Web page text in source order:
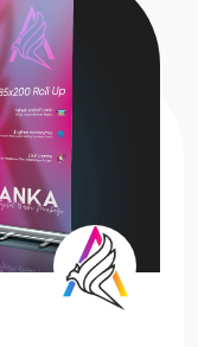
biridir.